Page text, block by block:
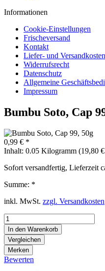
Informationen
Cookie-Einstellungen
Frischeversand
Kontakt
Liefer- und Versandkosten
Widerrufsrecht
Datenschutz
Allgemeine
Impressum
Bumbu Soto, Cap
0,99 € *
Inhalt: 0.05 Kilogramm (19,80
Sofort versandfertig, Lieferzeit
Summe: *
inkl. MwSt. zzgl. Versandkosten
In den Warenkorb
Vergleichen
Merken
Bewerten